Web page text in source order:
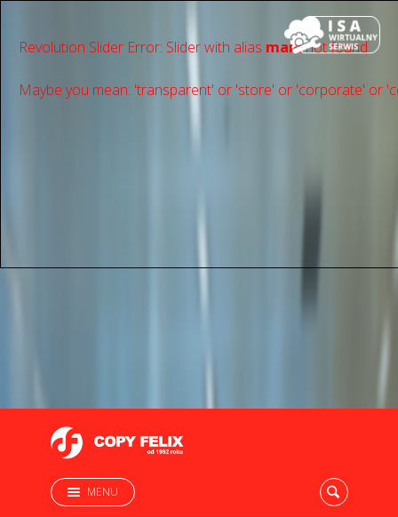
Revolution Slider Error: Slider with alias mainnot found.
Maybe you mean: 'transparent' or 'store' or 'сorporate' or
MENU